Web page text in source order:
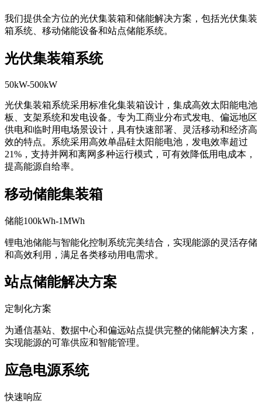
我们提供全方位的光伏集装箱和储能解决方案，包括光伏集装
箱系统、移动储能设备和站点储能系统。
光伏集装箱系统
50kW-500kW
光伏集装箱系统采用标准化集装箱设计，集成高效太阳能电池
板、支架系统和发电设备。专为工商业分布式发电、偏远地区
供电和临时用电场景设计，具有快速部署、灵活移动和经济高
效的特点。系统采用高效单晶硅太阳能电池，发电效率超过
21%，支持并网和离网多种运行模式，可有效降低用电成本，
提高能源自给率。
移动储能集装箱
储能100kWh-1MWh
锂电池储能与智能化控制系统完美结合，实现能源的灵活存储
和高效利用，满足各类移动用电需求。
站点储能解决方案
定制化方案
为通信基站、数据中心和偏远站点提供完整的储能解决方案，
实现能源的可靠供应和智能管理。
应急电源系统
快速响应